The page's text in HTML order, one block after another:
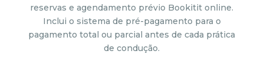
reservas e agendamento prévio Bookitit online.
Inclui o sistema de pré-pagamento para o
pagamento total ou parcial antes de cada prática
de condução.